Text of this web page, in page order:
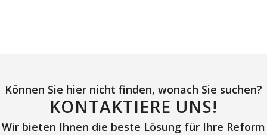
Können Sie hier nicht finden, wonach Sie suchen?
KONTAKTIERE UNS!
Wir bieten Ihnen die beste Lösung für Ihre Reform